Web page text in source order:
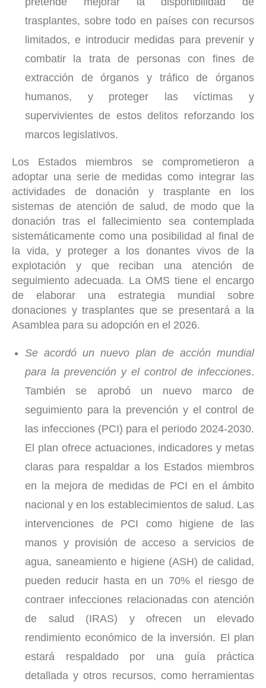
trasplantes, sobre todo en países con recursos
limitados, e introducir medidas para prevenir y
combatir la trata de personas con fines de
extracción de órganos y tráfico de órganos
humanos, y proteger las víctimas y
supervivientes de estos delitos reforzando los
marcos legislativos.
Los Estados miembros se comprometieron a
adoptar una serie de medidas como integrar las
actividades de donación y trasplante en los
sistemas de atención de salud, de modo que la
donación tras el fallecimiento sea contemplada
sistemáticamente como una posibilidad al final de
la vida, y proteger a los donantes vivos de la
explotación y que reciban una atención de
seguimiento adecuada. La OMS tiene el encargo
de elaborar una estrategia mundial sobre
donaciones y trasplantes que se presentará a la
Asamblea para su adopción en el 2026.
Se acordó un nuevo plan de acción mundial
para la prevención y el control de infecciones.
También se aprobó un nuevo marco de
seguimiento para la prevención y el control de
las infecciones (PCI) para el periodo 2024-2030.
El plan ofrece actuaciones, indicadores y metas
claras para respaldar a los Estados miembros
en la mejora de medidas de PCI en el ámbito
nacional y en los establecimientos de salud. Las
intervenciones de PCI como higiene de las
manos y provisión de acceso a servicios de
agua, saneamiento e higiene (ASH) de calidad,
pueden reducir hasta en un 70% el riesgo de
contraer infecciones relacionadas con atención
de salud (IRAS) y ofrecen un elevado
rendimiento económico de la inversión. El plan
estará respaldado por una guía práctica
detallada y otros recursos, como herramientas